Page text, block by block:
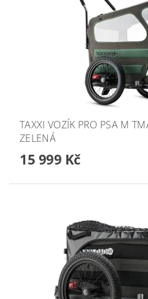
TAXXI VOZÍK PRO PSA M
ZELENÁ
15 999 Kč